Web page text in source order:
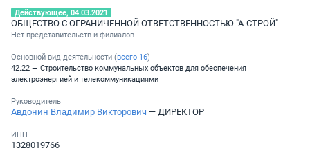
Действующее, 04.03.2021
ОБЩЕСТВО С ОГРАНИЧЕННОЙ ОТВЕТСТВЕННОСТЬЮ "А-СТРОЙ"
Нет представительств и филиалов
Основной вид деятельности (всего 16)
42.22 — Строительство коммунальных объектов для обеспечения
электроэнергией и телекоммуникациями
Руководитель
Авдонин Владимир Викторович — ДИРЕКТОР
ИНН
1328019766